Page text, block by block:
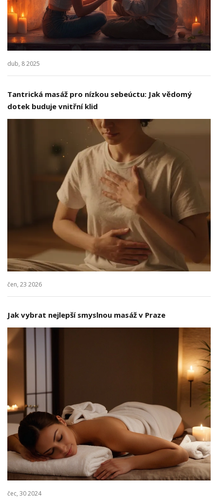
dub, 8 2025
Tantrická masáž pro nízkou sebeúctu: Jak vědomý
dotek buduje vnitřní klid
čen, 23 2026
Jak vybrat nejlepší smyslnou masáž v Praze
čec, 30 2024